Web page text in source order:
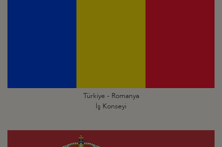
Türkiye - Romanya
İş Konseyi